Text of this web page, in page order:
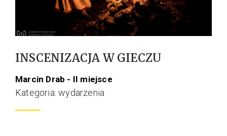
INSCENIZACJA W GIECZU
Marcin Drab - II miejsce
Kategoria: wydarzenia